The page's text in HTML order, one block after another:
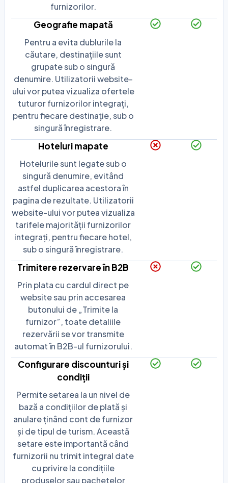
furnizorilor.
Geografie mapată
Pentru a evita dublurile la
căutare, destinațiile sunt
grupate sub o singură
denumire. Utilizatorii website-
ului vor putea vizualiza ofertele
tuturor furnizorilor integrați,
pentru fiecare destinație, sub o
singură înregistrare.
Hoteluri mapate
Hotelurile sunt legate sub o
singură denumire, evitând
astfel duplicarea acestora în
pagina de rezultate. Utilizatorii
website-ului vor putea vizualiza
tarifele majorității furnizorilor
integrați, pentru fiecare hotel,
sub o singură înregistrare.
Trimitere rezervare în B2B
Prin plata cu cardul direct pe
website sau prin accesarea
butonului de „Trimite la
furnizor”, toate detaliile
rezervării se vor transmite
automat în B2B-ul furnizorului.
Configurare discounturi și
condiții
Permite setarea la un nivel de
bază a condițiilor de plată și
anulare ținând cont de furnizor
și de tipul de turism. Această
setare este importantă când
furnizorii nu trimit integral date
cu privire la condițiile
produselor sau pachetelor